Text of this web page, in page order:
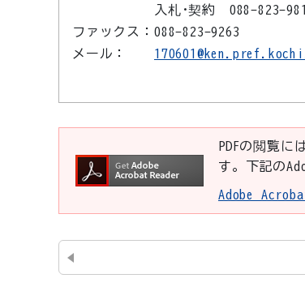
入札･契約 088-823-
ファックス： 088-823-9263
メール：
PDFの閲覧に
す。下記の
Adobe